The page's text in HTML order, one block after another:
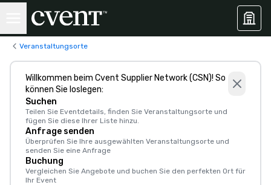
Veranstaltungsorte
Willkommen beim Cvent Supplier Network (CSN)! So
können Sie loslegen:
Suchen
Teilen Sie Eventdetails, finden Sie Veranstaltungsorte und
fügen Sie diese Ihrer Liste hinzu.
Anfrage senden
Überprüfen Sie Ihre ausgewählten Veranstaltungsorte und
senden Sie eine Anfrage
Buchung
Vergleichen Sie Angebote und buchen Sie den perfekten Ort für
Ihr Event